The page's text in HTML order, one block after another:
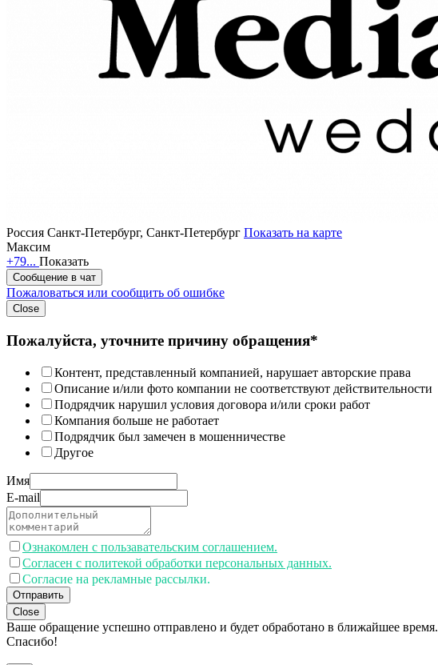
Россия Санкт-Петербург, Санкт-Петербург Показать на карте
Максим
+79... Показать
Сообщение в чат
Пожаловаться или сообщить об ошибке
Close
Пожалуйста, уточните причину обращения*
Контент, представленный компанией, нарушает авторские права
Описание и/или фото компании не соответствуют действительности
Подрядчик нарушил условия договора и/или сроки работ
Компания больше не работает
Подрядчик был замечен в мошенничестве
Другое
Имя
E-mail
Ознакомлен с пользавательским соглашением.
Согласен с политекой обработки персональных данных.
Согласие на рекламные рассылки.
Отправить
Close
Ваше обращение успешно отправлено и будет обработано в ближайшее время.
Спасибо!